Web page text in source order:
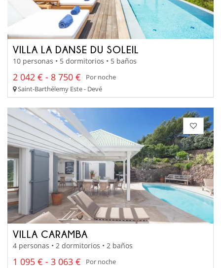
VILLA LA DANSE DU SOLEIL
10 personas • 5 dormitorios • 5 baños
2 042 € - 8 750 €
Por noche
Saint-Barthélemy Este - Devé
VILLA CARAMBA
4 personas • 2 dormitorios • 2 baños
1 095 € - 3 063 €
Por noche